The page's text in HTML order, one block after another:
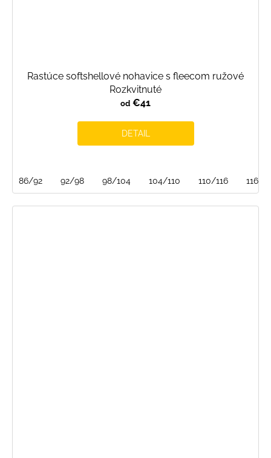
Rastúce softshellové nohavice s fleecom ružové
Rozkvitnuté
od €41
DETAIL
86/92 92/98 98/104 104/110 110/116 116/